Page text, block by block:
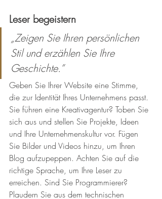
Leser begeistern
„Zeigen Sie Ihren persönlichen
Stil und erzählen Sie Ihre
Geschichte.”
Geben Sie Ihrer Website eine Stimme,
die zur Identität Ihres Unternehmens passt.
Sie führen eine Kreativagentur? Toben Sie
sich aus und stellen Sie Projekte, Ideen
und Ihre Unternehmenskultur vor. Fügen
Sie Bilder und Videos hinzu, um Ihren
Blog aufzupeppen. Achten Sie auf die
richtige Sprache, um Ihre Leser zu
erreichen. Sind Sie Programmierer?
Plaudern Sie aus dem technischen